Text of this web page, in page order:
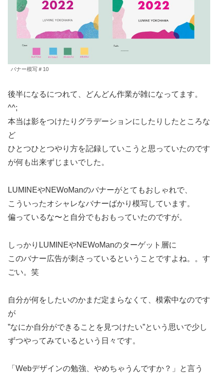
バナー模写＃10
後半になるにつれて、どんどん作業が雑になってます。
^^;
本当は影をつけたりグラデーションにしたりしたところな
ど
ひとつひとつやり方を記録していこうと思っていたのです
が何も出来ずじまいでした。
LUMINEやNEWoManのバナーがとてもおしゃれで、
こういったオシャレなバナーばかり模写しています。
偏っているな〜と自分でもおもっていたのですが。
しっかりLUMINEやNEWoManのターゲット層に
このバナー広告が刺さっているということですよね。。す
ごい。笑
自分が何をしたいのかまだ定まらなくて、模索中なのです
が
”なにか自分ができることを見つけたい”という思いで少し
ずつやってみているという日々です。
「Webデザインの勉強、やめちゃうんですか？」と言う